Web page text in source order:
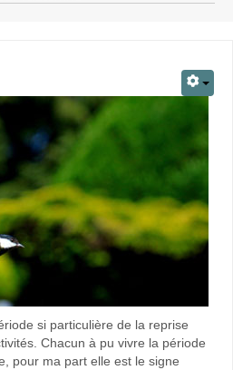
si particulière de la reprise
Chacun à pu vivre la période
pour ma part elle est le signe